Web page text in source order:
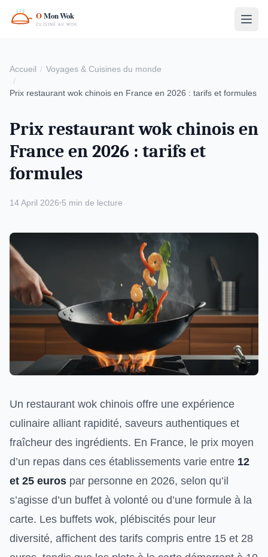
Accueil Voyages & Cuisines du monde
Prix restaurant wok chinois en France en 2026 : tarifs et formules
Prix restaurant wok chinois en
France en 2026 : tarifs et
formules
14 April 2026 5 min de lecture
Un restaurant wok chinois offre une expérience
culinaire alliant rapidité, saveurs authentiques et
fraîcheur des ingrédients. En France, le prix moyen
d’un repas dans ces établissements varie entre 12
et 25 euros par personne en 2026, selon qu’il
s’agisse d’un buffet à volonté ou d’une formule à la
carte. Les buffets wok, plébiscités pour leur
diversité, affichent des tarifs compris entre 15 et 28